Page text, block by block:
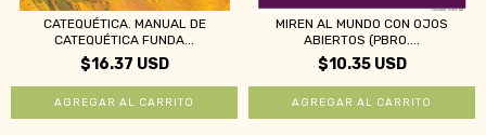
CATEQUÉTICA. MANUAL DE
CATEQUÉTICA FUNDA...
$16.37 USD
MIREN AL MUNDO CON OJOS
ABIERTOS (PBRO....
$10.35 USD